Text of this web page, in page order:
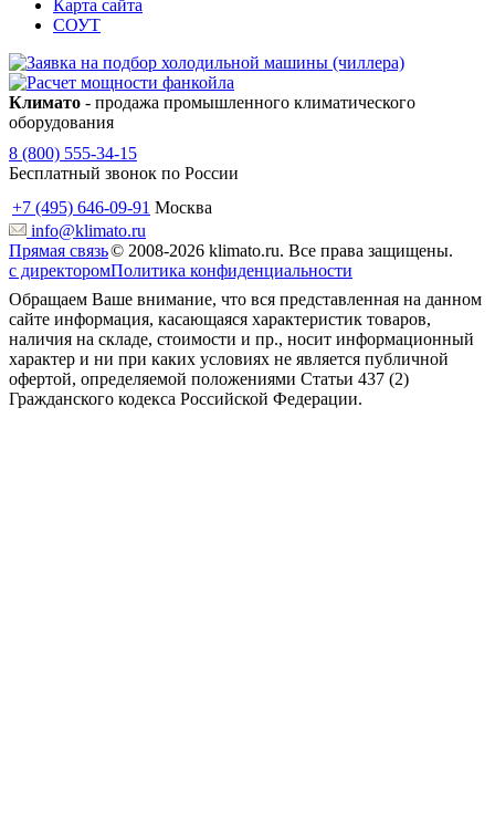
Карта сайта
СОУТ
Климато - продажа промышленного климатического
оборудования
8 (800) 555-34-15
Бесплатный звонок по России
+7 (495) 646-09-91 Москва
info@klimato.ru
Прямая связь
с директором
© 2008-2026 klimato.ru. Все права защищены.
Политика конфиденциальности
Обращаем Ваше внимание, что вся представленная на данном
сайте информация, касающаяся характеристик товаров,
наличия на складе, стоимости и пр., носит информационный
характер и ни при каких условиях не является публичной
офертой, определяемой положениями Статьи 437 (2)
Гражданского кодекса Российской Федерации.